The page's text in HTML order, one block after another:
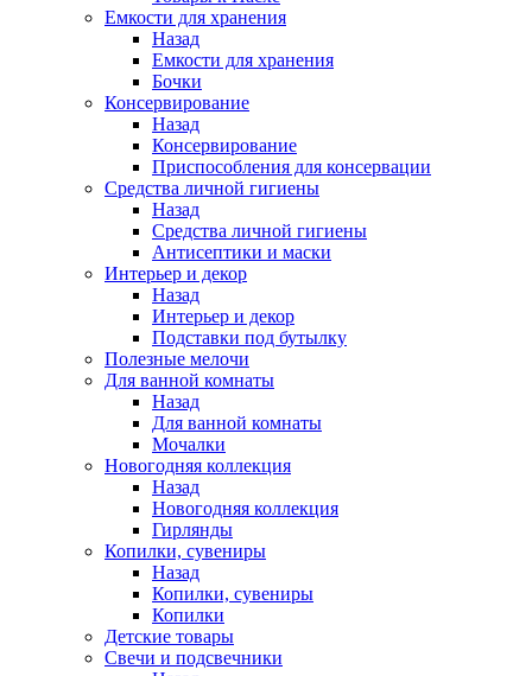
Емкости для хранения
Назад
Емкости для хранения
Бочки
Консервирование
Назад
Консервирование
Приспособления для консервации
Средства личной гигиены
Назад
Средства личной гигиены
Антисептики и маски
Интерьер и декор
Назад
Интерьер и декор
Подставки под бутылку
Полезные мелочи
Для ванной комнаты
Назад
Для ванной комнаты
Мочалки
Новогодняя коллекция
Назад
Новогодняя коллекция
Гирлянды
Копилки, сувениры
Назад
Копилки, сувениры
Копилки
Детские товары
Свечи и подсвечники